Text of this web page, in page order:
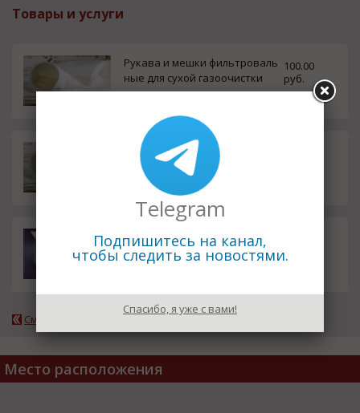
Товары и услуги
Рукава и мешки фильтроваль
ные для сухой газоочистки
100.00
руб.
Фильтровальные ткани
Фильтрующие элементы для ф
ильтр-прессов.
руб.
Смотреть все товары компании
Место расположения
Telegram
Подпишитесь на канал,
чтобы следить за новостями.
Спасибо, я уже с вами!